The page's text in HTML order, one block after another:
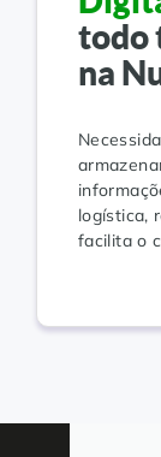
todo
na
logística,
facilita o